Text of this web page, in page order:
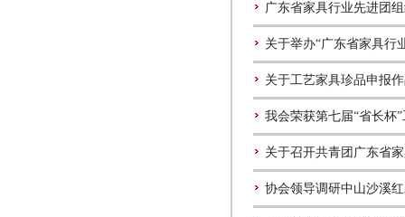
广东省家具行业先进团
关于举办“广东省家具行
关于工艺家具珍品申报
我会荣获第七届“省长杯
关于召开共青团广东省
协会领导调研中山沙溪